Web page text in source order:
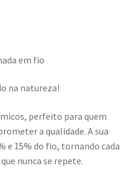
em fio
na natureza!
perfeito para quem
a qualidade. A sua
e 15% do fio, tornando cada
nunca se repete.